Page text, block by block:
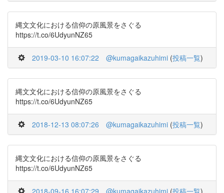
縄文文化における信仰の原風景をさぐる
https://t.co/6UdyunNZ65
2019-03-10 16:07:22 @kumagaikazuhimi (投稿一覧)
縄文文化における信仰の原風景をさぐる
https://t.co/6UdyunNZ65
2018-12-13 08:07:26 @kumagaikazuhimi (投稿一覧)
縄文文化における信仰の原風景をさぐる
https://t.co/6UdyunNZ65
2018-09-16 16:07:29 @kumagaikazuhimi (投稿一覧)